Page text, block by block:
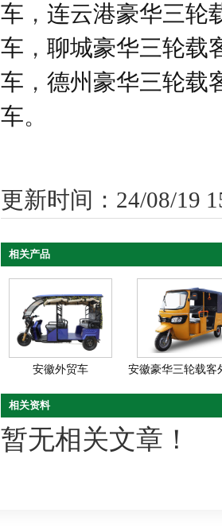
车 ， 连云港豪华三轮
车 ， 聊城豪华三轮载
车 ， 德州豪华三轮载
车。
更新时间：24/08/19
相关产品
安徽外贸车 安徽豪华三轮载客
相关资料
暂无相关文章！